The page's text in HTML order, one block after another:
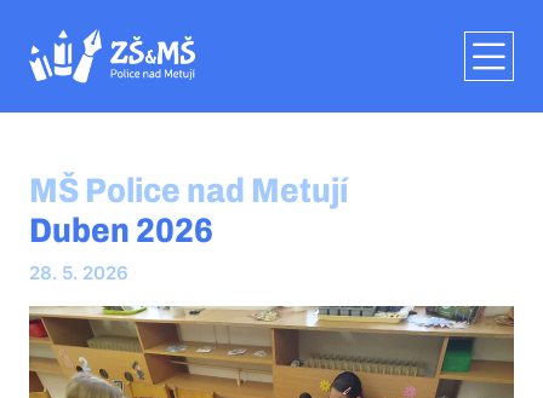
MŠ Police nad Metují
Duben 2026
28. 5. 2026